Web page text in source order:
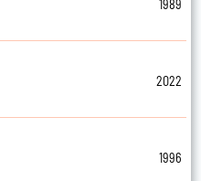
1989
2022
1996